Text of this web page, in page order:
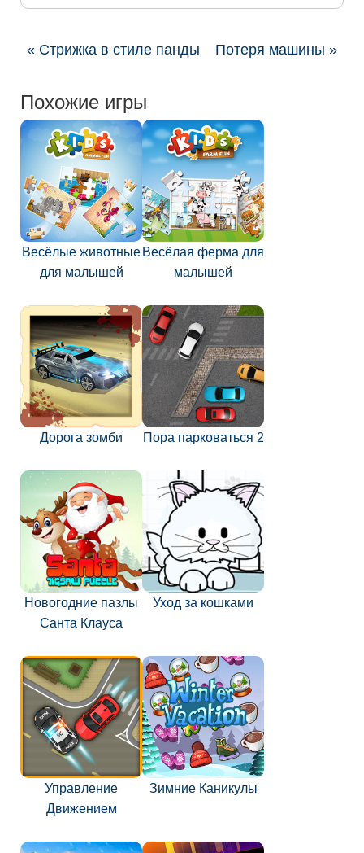
« Стрижка в стиле панды Потеря машины »
Похожие игры
Весёлые животные
для малышей
Весёлая ферма для
малышей
Дорога зомби Пора парковаться 2
Новогодние пазлы
Санта Клауса
Уход за кошками
Управление
Движением
Зимние Каникулы